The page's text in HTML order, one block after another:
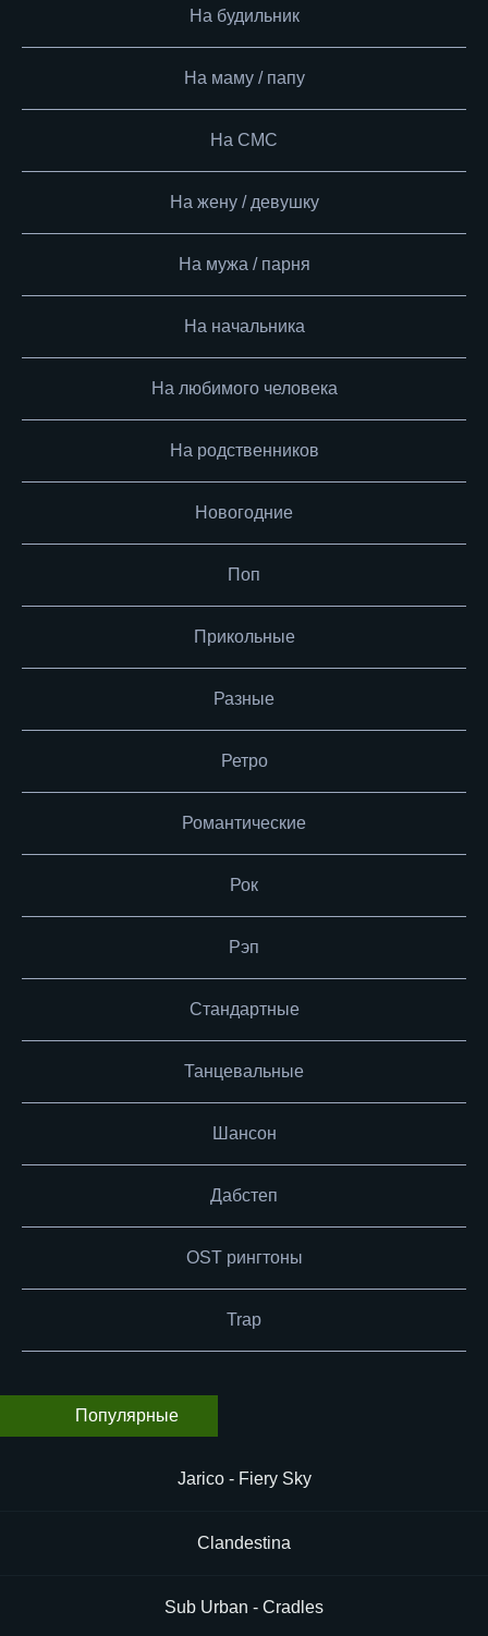
На будильник
На маму / папу
На СМС
На жену / девушку
На мужа / парня
На начальника
На любимого человека
На родственников
Новогодние
Поп
Прикольные
Разные
Ретро
Романтические
Рок
Рэп
Стандартные
Танцевальные
Шансон
Дабстеп
OST рингтоны
Trap
Популярные
Jarico - Fiery Sky
Clandestina
Sub Urban - Cradles